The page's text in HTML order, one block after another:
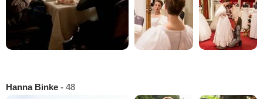
Hanna Binke - 48